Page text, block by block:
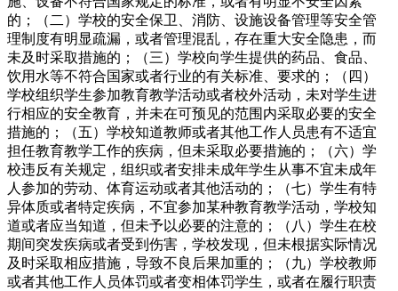
的；（二）学校的安全保卫、消防、设施设备管理等安全管
理制度有明显疏漏，或者管理混乱，存在重大安全隐患，而
未及时采取措施的；（三）学校向学生提供的药品、食品、
饮用水等不符合国家或者行业的有关标准、要求的；（四）
学校组织学生参加教育教学活动或者校外活动，未对学生进
行相应的安全教育，并未在可预见的范围内采取必要的安全
措施的；（五）学校知道教师或者其他工作人员患有不适宜
担任教育教学工作的疾病，但未采取必要措施的；（六）学
校违反有关规定，组织或者安排未成年学生从事不宜未成年
人参加的劳动、体育运动或者其他活动的；（七）学生有特
异体质或者特定疾病，不宜参加某种教育教学活动，学校知
道或者应当知道，但未予以必要的注意的；（八）学生在校
期间突发疾病或者受到伤害，学校发现，但未根据实际情况
及时采取相应措施，导致不良后果加重的；（九）学校教师
或者其他工作人员体罚或者变相体罚学生，或者在履行职责